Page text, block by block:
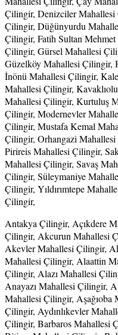
Çilingir, Denizciler
Çilingir, Düğünyurdu
Çilingir, Fatih Sultan
Çilingir, Gürsel Mahallesi
Güzelköy Mahallesi Çilingir,
İnönü Mahallesi Çilingir,
Mahallesi Çilingir,
Mahallesi Çilingir, Kurtuluş
Çilingir, Modernevler
Çilingir, Mustafa Kemal
Çilingir, Orhangazi Mahallesi
Pirireis Mahallesi Çilingir,
Mahallesi Çilingir, Savaş
Çilingir, Süleymaniye
Çilingir, Yıldırımtepe
Çilingir,
Antakya Çilingir, Açıkdere
Çilingir, Akcurun Mahallesi
Akevler Mahallesi Çilingir,
Mahallesi Çilingir, Alaattin
Çilingir, Alazı Mahallesi
Anayazı Mahallesi Çilingir,
Mahallesi Çilingir,
Çilingir, Aydınlıkevler
Çilingir, Barbaros Mahallesi